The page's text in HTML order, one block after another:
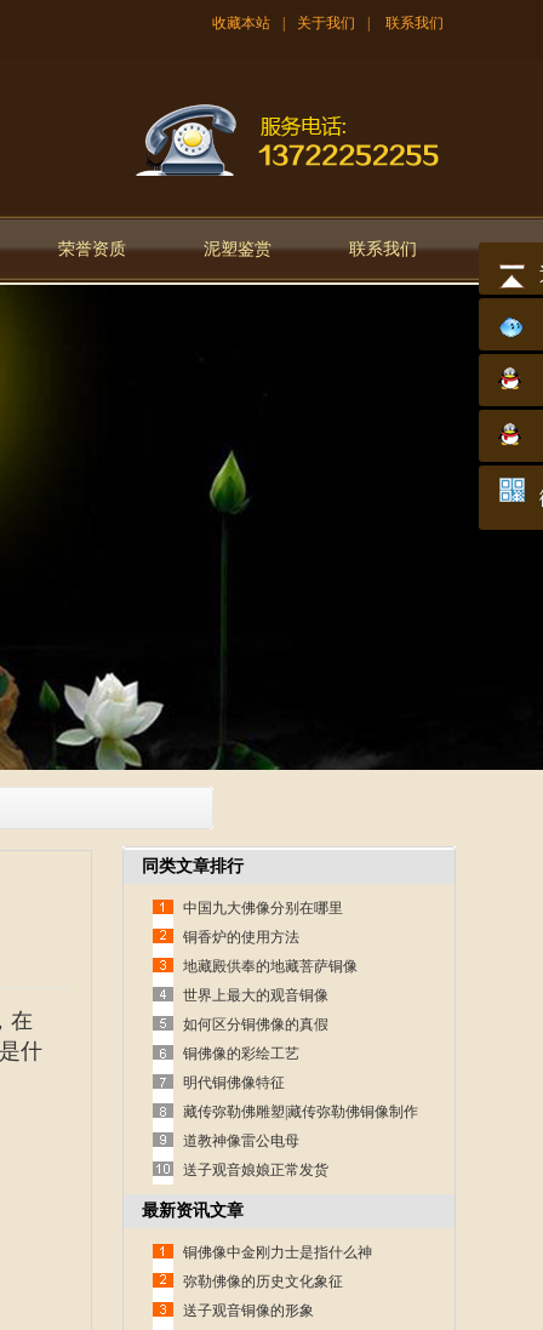
收藏本站 关于我们 联系我们
荣誉资质 泥塑鉴赏 联系我们
在
什
同类文章排行
中国九大佛像分别在哪里
铜香炉的使用方法
地藏殿供奉的地藏菩萨铜像
世界上最大的观音铜像
如何区分铜佛像的真假
铜佛像的彩绘工艺
明代铜佛像特征
藏传弥勒佛雕塑|藏传弥勒佛铜像制作
道教神像雷公电母
送子观音娘娘正常发货
最新资讯文章
铜佛像中金刚力士是指什么神
弥勒佛像的历史文化象征
送子观音铜像的形象